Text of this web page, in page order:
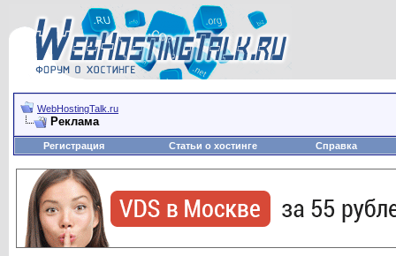
WebHostingTalk.ru
Реклама
Регистрация Статьи о хостинге Справка